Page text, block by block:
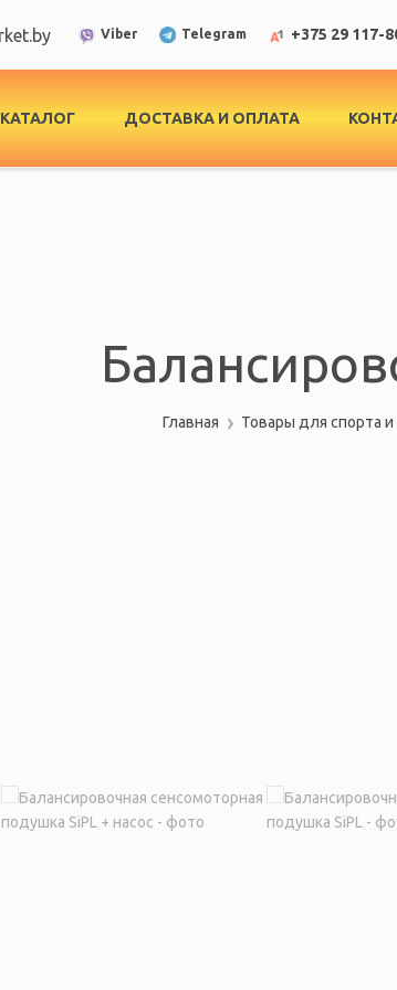
Viber Telegram +375 29 117-
КАТАЛОГ ДОСТАВКА И ОПЛАТА
Главная Товары для спорта и